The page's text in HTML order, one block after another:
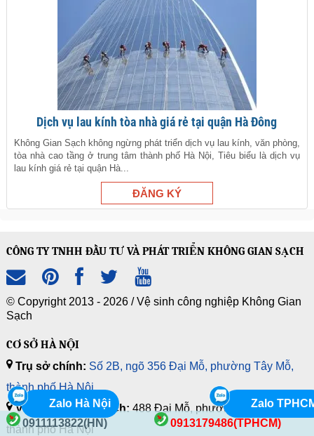
0911113822(HN) 0913179486(TPHCM)
Zalo Hà Nội Zalo
Dịch vụ lau kính tòa nhà giá rẻ tại quận Hà Đông
Không Gian Sạch không ngừng phát triển dịch vụ lau kính, văn phòng,
tòa nhà cao tầng ở trung tâm thành phố Hà Nội, Tiêu biểu là dịch vụ
lau kính giá rẻ tại quận Hà...
CÔNG TY TNHH ĐẦU TƯ VÀ PHÁT TRIỂN KHÔNG GIAN SẠCH
© Copyright 2013 - 2026 /Vệ sinh công nghiệp Không Gian
Sạch
CƠ SỞ HÀ NỘI
Trụ sở chính: Số 2B, ngõ 356 Đại Mỗ, phường Tây Mỗ,
thành phố Hà Nội
Văn phòng giao dịch:488 Đại Mỗ, phường Tây Mỗ,
thành phố Hà Nội